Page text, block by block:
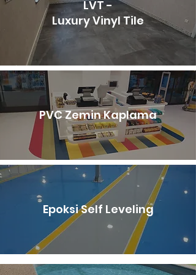
LVT -
Luxury Vinyl Tile
PVC Zemin Kaplama
Epoksi Self Leveling